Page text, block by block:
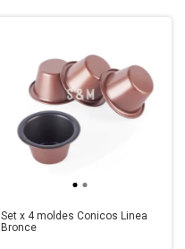
Set x 4 moldes Conicos Linea
Bronce